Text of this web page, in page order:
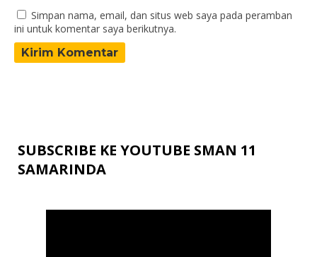
Simpan nama, email, dan situs web saya pada peramban
ini untuk komentar saya berikutnya.
SUBSCRIBE KE YOUTUBE SMAN 11
SAMARINDA